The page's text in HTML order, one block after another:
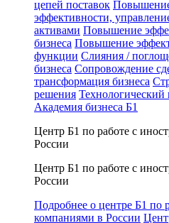
цепей поставок
эффективности,
активами Повышение
бизнеса Повышение
функции Слияния /
бизнеса Сопровождение
трансформация бизнеса
решения Технологический
Академия бизнеса Б1
Центр Б1 по работе с
России
Центр Б1 по работе с
России
Подробнее о центре Б1 по
компаниями в России